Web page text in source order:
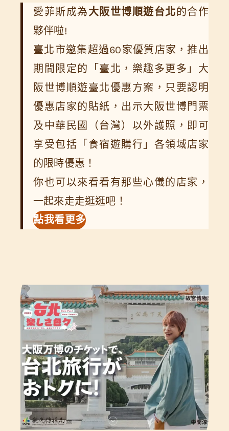
愛菲斯成為大阪世博順遊台北的合作
夥伴啦!
臺北市邀集超過60家優質店家，推出
期間限定的「臺北，樂趣多更多」大
阪世博順遊臺北優惠方案，只要認明
優惠店家的貼紙，出示大阪世博門票
及中華民國（台灣）以外護照，即可
享受包括「食宿遊購行」各領域店家
的限時優惠！
你也可以來看看有那些心儀的店家，
一起來走走逛逛吧！
點我看更多